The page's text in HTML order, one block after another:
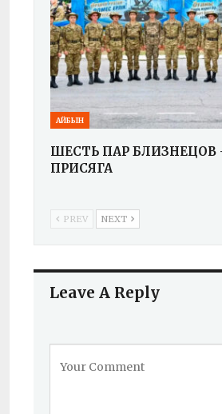
АЙБЫН
ШЕСТЬ ПАР БЛИЗНЕЦОВ
ПРИСЯГА
PREV NEXT
Leave A Reply